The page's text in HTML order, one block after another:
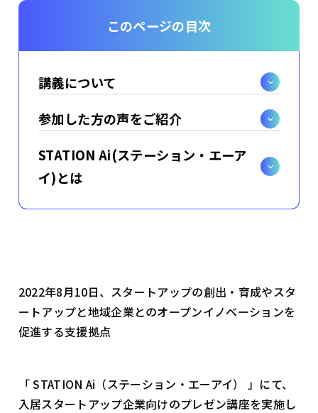
このページの目次
講義について
参加した方の声をご紹介
STATION Ai(ステーション・エーア
イ)とは
2022年8月10日、スタートアップの創出・育成やスタ
ートアップと地域企業とのオープンイノベーションを
促進する支援拠点
「 STATION Ai（ステーション・エーアイ） 」にて、
入居スタートアップ企業向けのプレゼン講座を実施し